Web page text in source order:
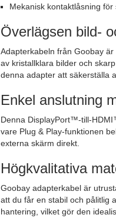
Mekanisk kontaktlåsning
Överlägsen bild-
Adapterkabeln från Goobay
av kristallklara bilder och
denna adapter att säkerställa
Enkel anslutning
Denna DisplayPort™-till-
vare Plug & Play-funktionen
externa skärm direkt.
Högkvalitativa
Goobay adapterkabel är
att du får en stabil och pålitlig
hantering, vilket gör den